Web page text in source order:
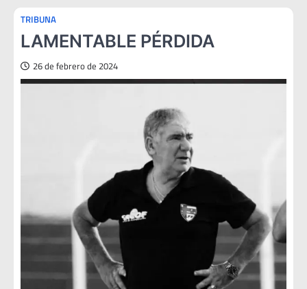
TRIBUNA
LAMENTABLE PÉRDIDA
26 de febrero de 2024